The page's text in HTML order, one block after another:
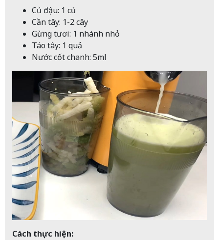
Củ đậu: 1 củ
Cần tây: 1-2 cây
Gừng tươi: 1 nhánh nhỏ
Táo tây: 1 quả
Nước cốt chanh: 5ml
Cách thực hiện: